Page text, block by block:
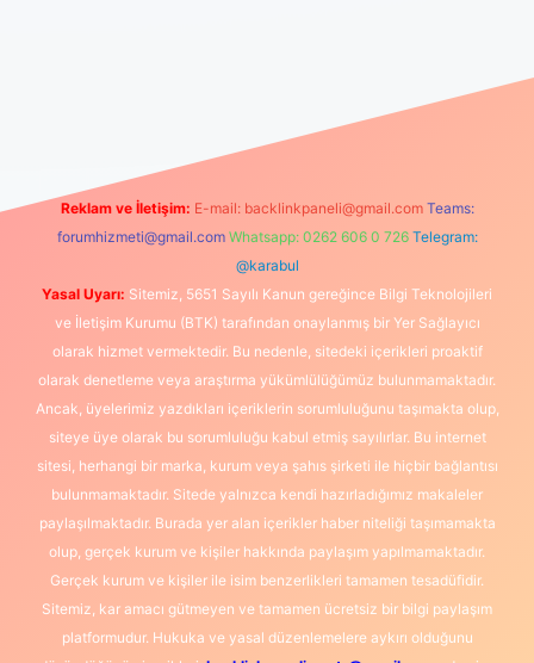
Reklam ve İletişim: E-mail: backlinkpaneli@gmail.com Teams:
forumhizmeti@gmail.com Whatsapp: 0262 606 0 726 Telegram:
@karabul
Yasal Uyarı: Sitemiz, 5651 Sayılı Kanun gereğince Bilgi Teknolojileri
ve İletişim Kurumu (BTK) tarafından onaylanmış bir Yer Sağlayıcı
olarak hizmet vermektedir. Bu nedenle, sitedeki içerikleri proaktif
olarak denetleme veya araştırma yükümlülüğümüz bulunmamaktadır.
Ancak, üyelerimiz yazdıkları içeriklerin sorumluluğunu taşımakta olup,
siteye üye olarak bu sorumluluğu kabul etmiş sayılırlar. Bu internet
sitesi, herhangi bir marka, kurum veya şahıs şirketi ile hiçbir bağlantısı
bulunmamaktadır. Sitede yalnızca kendi hazırladığımız makaleler
paylaşılmaktadır. Burada yer alan içerikler haber niteliği taşımamakta
olup, gerçek kurum ve kişiler hakkında paylaşım yapılmamaktadır.
Gerçek kurum ve kişiler ile isim benzerlikleri tamamen tesadüfidir.
Sitemiz, kar amacı gütmeyen ve tamamen ücretsiz bir bilgi paylaşım
platformudur. Hukuka ve yasal düzenlemelere aykırı olduğunu